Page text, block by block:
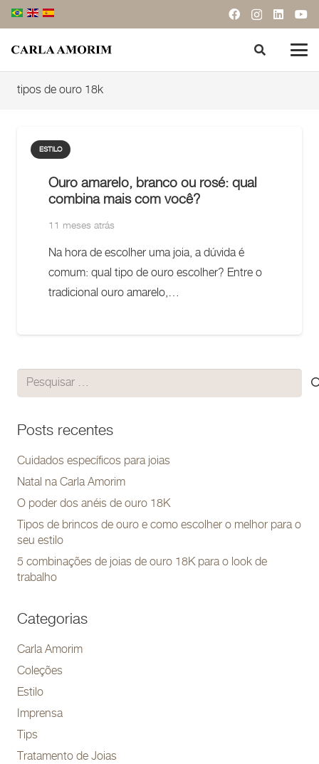
tipos de ouro 18k
ESTILO
Ouro amarelo, branco ou rosé: qual
combina mais com você?
11 meses atrás
Na hora de escolher uma joia, a dúvida é
comum: qual tipo de ouro escolher? Entre o
tradicional ouro amarelo,…
Pesquisar
por:
Posts recentes
Cuidados específicos para joias
Natal na Carla Amorim
O poder dos anéis de ouro 18K
Tipos de brincos de ouro e como escolher o melhor para o
seu estilo
5 combinações de joias de ouro 18K para o look de
trabalho
Categorias
Carla Amorim
Coleções
Estilo
Imprensa
Tips
Tratamento de Joias